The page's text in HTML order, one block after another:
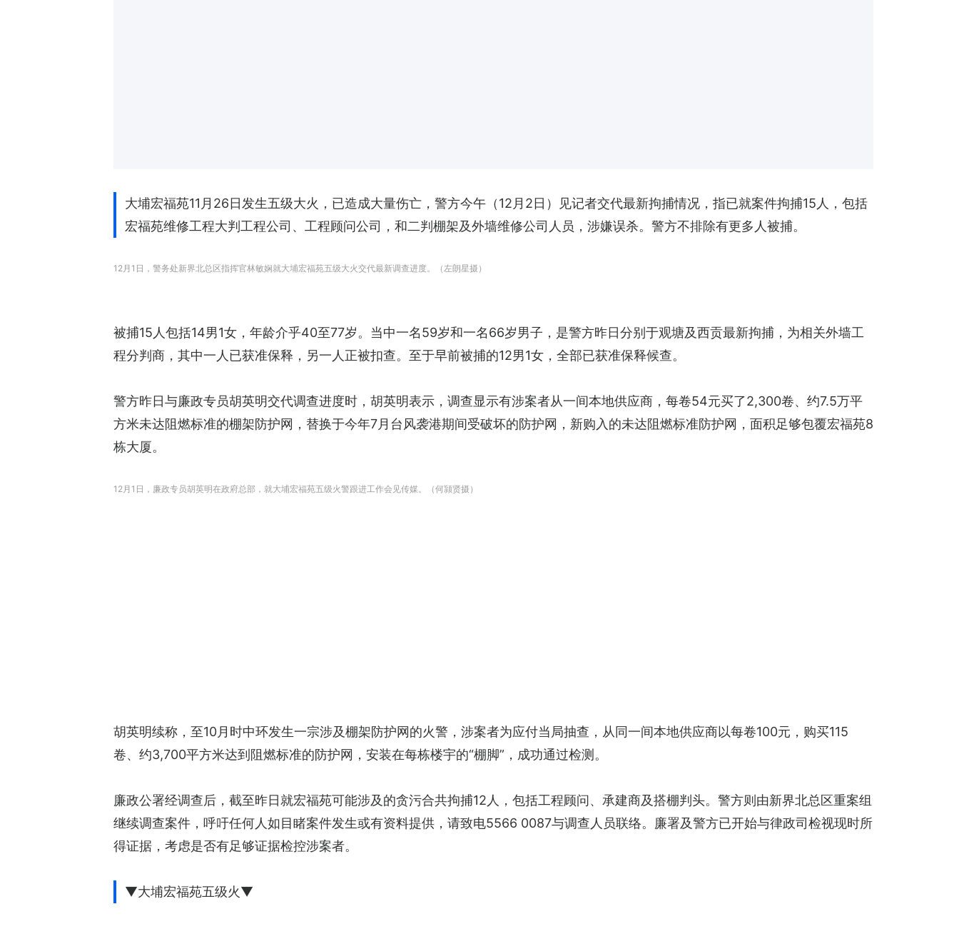
大埔宏福苑11月26日发生五级大火，已造成大量伤亡，警方今午（12月2日）见记者交代最新拘捕情况，指已就案件拘捕15人，包括
宏福苑维修工程大判工程公司、工程顾问公司，和二判棚架及外墙维修公司人员，涉嫌误杀。警方不排除有更多人被捕。
12月1日，警务处新界北总区指挥官林敏娴就大埔宏福苑五级大火交代最新调查进度。（左朗星摄）
被捕15人包括14男1女，年龄介乎40至77岁。当中一名59岁和一名66岁男子，是警方昨日分别于观塘及西贡最新拘捕，为相关外墙工
程分判商，其中一人已获准保释，另一人正被扣查。至于早前被捕的12男1女，全部已获准保释候查。
警方昨日与廉政专员胡英明交代调查进度时，胡英明表示，调查显示有涉案者从一间本地供应商，每卷54元买了2,300卷、约7.5万平
方米未达阻燃标准的棚架防护网，替换于今年7月台风袭港期间受破坏的防护网，新购入的未达阻燃标准防护网，面积足够包覆宏福苑8
栋大厦。
12月1日，廉政专员胡英明在政府总部，就大埔宏福苑五级火警跟进工作会见传媒。（何颕贤摄）
胡英明续称，至10月时中环发生一宗涉及棚架防护网的火警，涉案者为应付当局抽查，从同一间本地供应商以每卷100元，购买115
卷、约3,700平方米达到阻燃标准的防护网，安装在每栋楼宇的“棚脚”，成功通过检测。
廉政公署经调查后，截至昨日就宏福苑可能涉及的贪污合共拘捕12人，包括工程顾问、承建商及搭棚判头。警方则由新界北总区重案组
继续调查案件，呼吁任何人如目睹案件发生或有资料提供，请致电5566 0087与调查人员联络。廉署及警方已开始与律政司检视现时所
得证据，考虑是否有足够证据检控涉案者。
▼大埔宏福苑五级火▼